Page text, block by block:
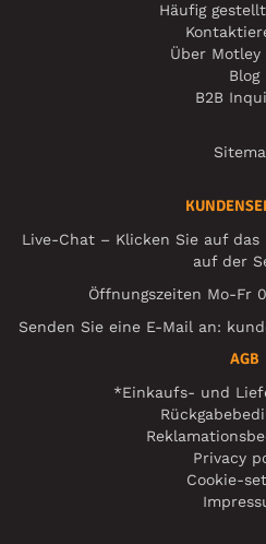
Häufig
Über Motley
Blog
B2B
Live-Chat – Klicken Sie auf
auf der
Öffnungszeiten Mo-Fr
Senden Sie eine E-Mail an:
AGB
*Einkaufs- und
Privacy
Cookie-